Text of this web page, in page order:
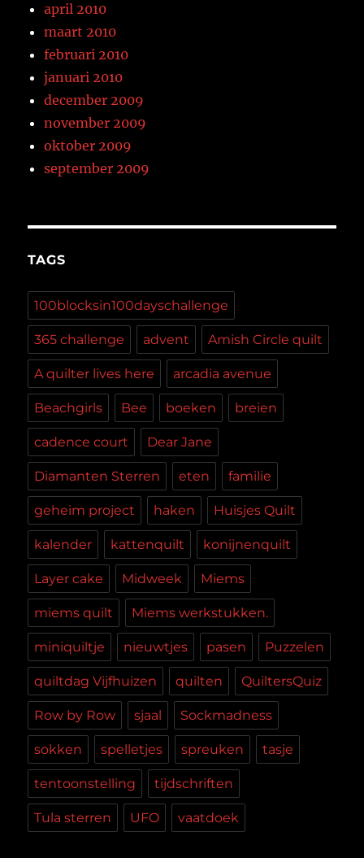
april 2010
maart 2010
februari 2010
januari 2010
december 2009
november 2009
oktober 2009
september 2009
TAGS
100blocksin100dayschallenge
365 challenge advent Amish Circle quilt
A quilter lives here arcadia avenue
Beachgirls Bee boeken breien
cadence court Dear Jane
Diamanten Sterren eten familie
geheim project haken Huisjes Quilt
kalender kattenquilt konijnenquilt
Layer cake Midweek Miems
miems quilt Miems werkstukken.
miniquiltje nieuwtjes pasen Puzzelen
quiltdag Vijfhuizen quilten QuiltersQuiz
Row by Row sjaal Sockmadness
sokken spelletjes spreuken tasje
tentoonstelling tijdschriften
Tula sterren UFO vaatdoek